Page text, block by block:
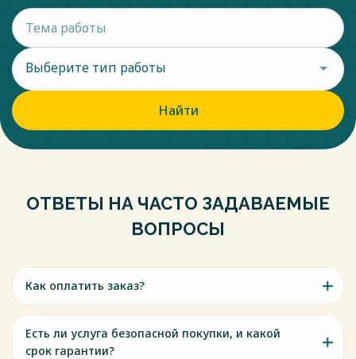
Выберите тип работы
Найти
ОТВЕТЫ НА ЧАСТО ЗАДАВАЕМЫЕ
ВОПРОСЫ
Как оплатить заказ?
Есть ли услуга безопасной покупки, и какой
срок гарантии?